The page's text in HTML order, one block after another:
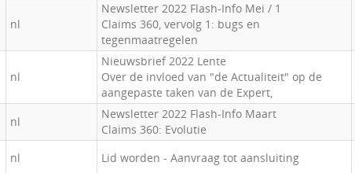
nl
Newsletter 2022 Flash-Info Mei / 1
Claims 360, vervolg 1: bugs en
tegenmaatregelen
nl
Nieuwsbrief 2022 Lente
Over de invloed van "de Actualiteit" op de
aangepaste taken van de Expert,
nl
Newsletter 2022 Flash-Info Maart
Claims 360: Evolutie
nl Lid worden - Aanvraag tot aansluiting